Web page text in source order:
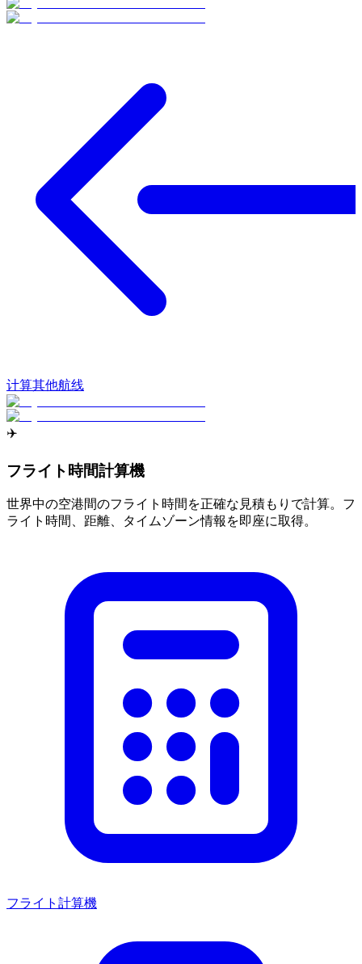
计算其他航线
✈️
フライト時間計算機
世界中の空港間のフライト時間を正確な見積もりで計算。フ
ライト時間、距離、タイムゾーン情報を即座に取得。
フライト計算機